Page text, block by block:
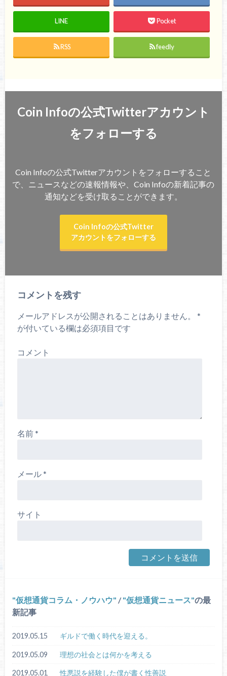
LINE Pocket
RSS feedly
Coin Infoの公式Twitterアカウント
をフォローする
Coin Infoの公式Twitterアカウントをフォローすること
で、ニュースなどの速報情報や、Coin Infoの新着記事の
通知などを受け取ることができます。
Coin Infoの公式Twitter
アカウントをフォローする
コメントを残す
メールアドレスが公開されることはありません。
*
が付いている欄は必須項目です
コメント
名前*
メール*
サイト
仮想通貨コラム・ノウハウ / 仮想通貨ニュース の最
新記事
2019.05.15 ギルドで働く時代を迎える。
2019.05.09 理想の社会とは何かを考える
2019.05.01 性悪説を経験した僕が書く性善説